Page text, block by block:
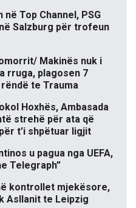
Top Channel, PSG
Salzburg për trofeun
Makinës nuk i
rruga, plagosen 7
te Trauma
Hoxhës, Ambasada
strehë për ata që
t’i shpëtuar ligjit
u pagua nga UEFA,
Telegraph”
kontrollet mjekësore,
Asllanit te Leipzig